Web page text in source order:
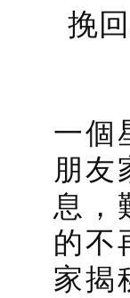
挽
一個
朋友
息，
的不
家揭